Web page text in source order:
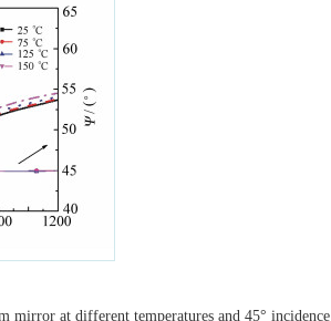
mirror at different temperatures and 45° incidence